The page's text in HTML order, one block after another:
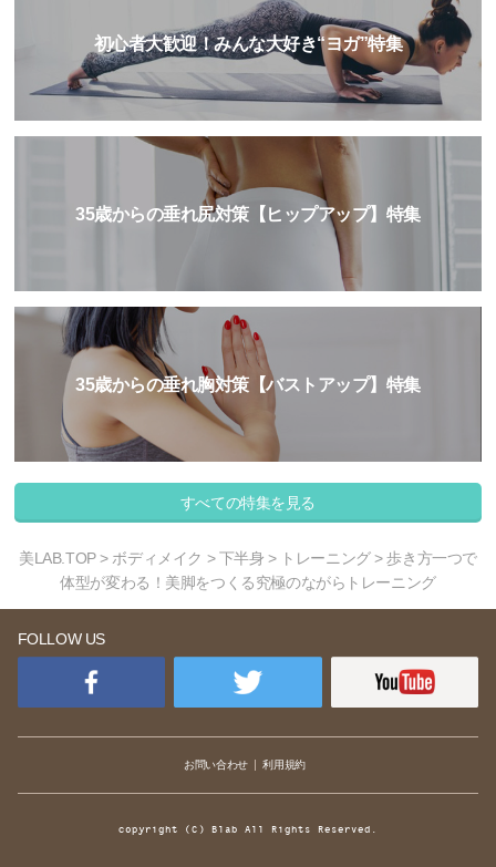
初心者大歓迎！みんな大好き“ヨガ”特集
35歳からの垂れ尻対策【ヒップアップ】特集
35歳からの垂れ胸対策【バストアップ】特集
すべての特集を見る
美LAB.TOP> ボディメイク >下半身 > トレーニング> 歩き方一つで
体型が変わる！美脚をつくる究極のながらトレーニング
FOLLOW US
お問い合わせ 利用規約
copyright (C) Blab All Rights Reserved.